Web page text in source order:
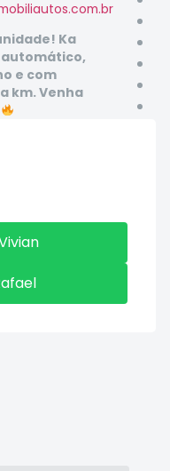
Ka
e com
km. Venha